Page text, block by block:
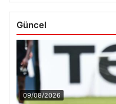
Güncel
09/08/2026